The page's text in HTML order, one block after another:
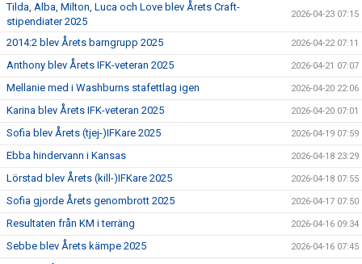
Tilda, Alba, Milton, Luca och Love blev Årets Craft-
stipendiater 2025
2026-04-23 07:15
2014:2 blev Årets barngrupp 2025 2026-04-22 07:11
Anthony blev Årets IFK-veteran 2025 2026-04-21 07:07
Mellanie med i Washburns stafettlag igen 2026-04-20 22:06
Karina blev Årets IFK-veteran 2025 2026-04-20 07:01
Sofia blev Årets (tjej-)IFKare 2025 2026-04-19 07:59
Ebba hindervann i Kansas 2026-04-18 23:29
Lörstad blev Årets (kill-)IFKare 2025 2026-04-18 07:55
Sofia gjorde Årets genombrott 2025 2026-04-17 07:50
Resultaten från KM i terräng 2026-04-16 09:34
Sebbe blev Årets kämpe 2025 2026-04-16 07:45